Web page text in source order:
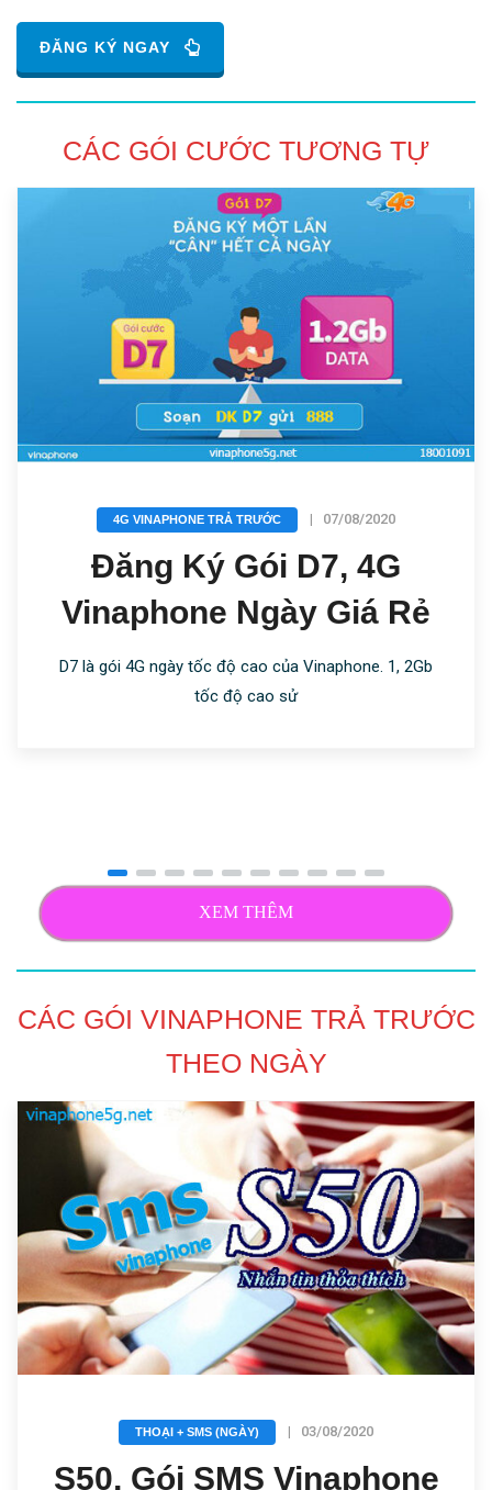
ĐĂNG KÝ NGAY
CÁC GÓI CƯỚC TƯƠNG TỰ
4G VINAPHONE TRẢ TRƯỚC | 07/08/2020
Đăng Ký Gói D7, 4G
Vinaphone Ngày Giá Rẻ
D7 là gói 4G ngày tốc độ cao của Vinaphone. 1, 2Gb
tốc độ cao sử
XEM THÊM
CÁC GÓI VINAPHONE TRẢ TRƯỚC
THEO NGÀY
THOẠI + SMS (NGÀY) | 03/08/2020
S50, Gói SMS Vinaphone